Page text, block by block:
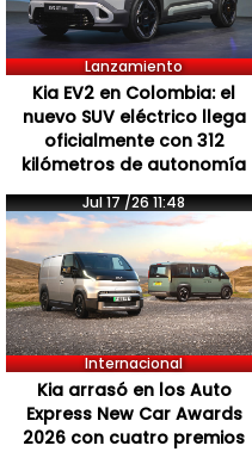
Lanzamiento
Kia EV2 en Colombia: el
nuevo SUV eléctrico llega
oficialmente con 312
kilómetros de autonomía
Jul 17 /26 11:48
Internacional
Kia arrasó en los Auto
Express New Car Awards
2026 con cuatro premios